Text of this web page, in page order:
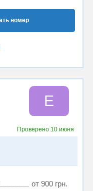
номер
Е
Проверено 10 июня
от 900 грн.